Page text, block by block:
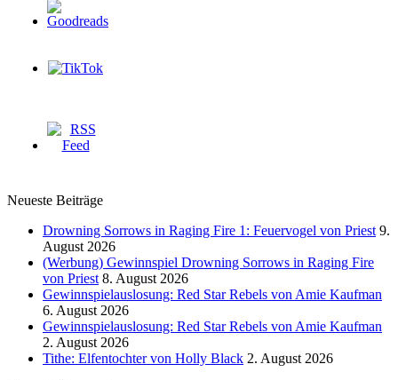
Neueste Beiträge
Drowning Sorrows in Raging Fire 1: Feuervogel von Priest 9.
August 2026
(Werbung) Gewinnspiel Drowning Sorrows in Raging Fire
von Priest 8. August 2026
Gewinnspielauslosung: Red Star Rebels von Amie Kaufman
6. August 2026
Gewinnspielauslosung: Red Star Rebels von Amie Kaufman
2. August 2026
Tithe: Elfentochter von Holly Black 2. August 2026